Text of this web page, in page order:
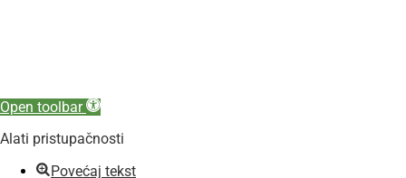
Open toolbar
Alati pristupačnosti
Povećaj tekst